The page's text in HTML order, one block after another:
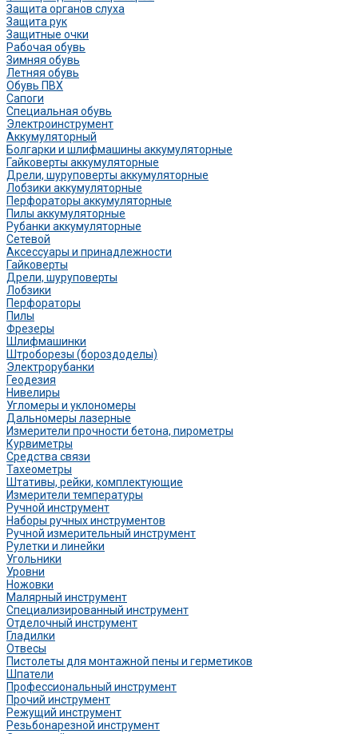
Защита органов слуха
Защита рук
Защитные очки
Рабочая обувь
Зимняя обувь
Летняя обувь
Обувь ПВХ
Сапоги
Специальная обувь
Электроинструмент
Аккумуляторный
Болгарки и шлифмашины аккумуляторные
Гайковерты аккумуляторные
Дрели, шуруповерты аккумуляторные
Лобзики аккумуляторные
Перфораторы аккумуляторные
Пилы аккумуляторные
Рубанки аккумуляторные
Сетевой
Аксессуары и принадлежности
Гайковерты
Дрели, шуруповерты
Лобзики
Перфораторы
Пилы
Фрезеры
Шлифмашинки
Штроборезы (бороздоделы)
Электрорубанки
Геодезия
Нивелиры
Угломеры и уклономеры
Дальномеры лазерные
Измерители прочности бетона, пирометры
Курвиметры
Средства связи
Тахеометры
Штативы, рейки, комплектующие
Измерители температуры
Ручной инструмент
Наборы ручных инструментов
Ручной измерительный инструмент
Рулетки и линейки
Угольники
Уровни
Ножовки
Малярный инструмент
Специализированный инструмент
Отделочный инструмент
Гладилки
Отвесы
Пистолеты для монтажной пены и герметиков
Шпатели
Профессиональный инструмент
Прочий инструмент
Режущий инструмент
Резьбонарезной инструмент